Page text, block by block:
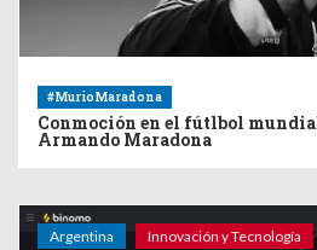
#MurioMaradona
Conmoción en el fútlbol
Armando Maradona
Argentina Innovación y Tecnología